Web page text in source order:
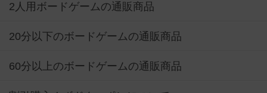
2人用ボードゲームの通販商品
20分以下のボードゲームの通販商品
60分以上のボードゲームの通販商品